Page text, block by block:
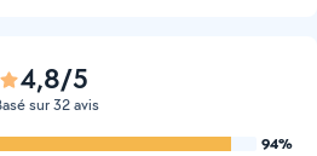
4,8/5
sur 32 avis
94%